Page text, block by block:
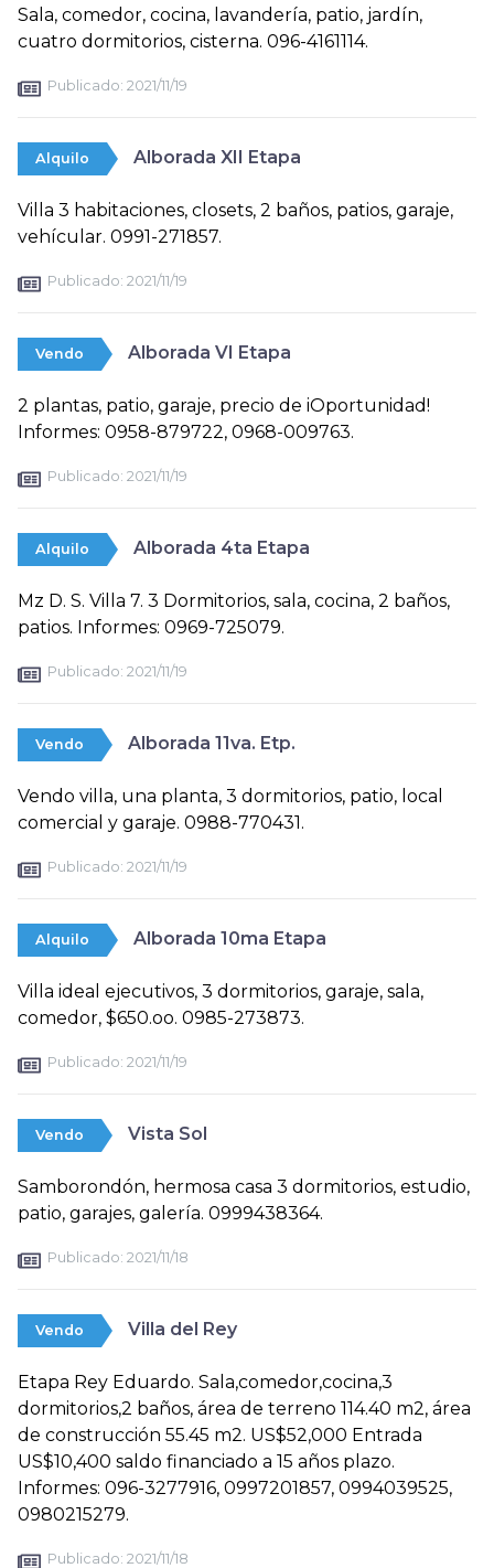
Sala, comedor, cocina, lavandería, patio, jardín,
cuatro dormitorios, cisterna. 096-4161114.
Publicado: 2021/11/19
Alquilo Alborada XII Etapa
Villa 3 habitaciones, closets, 2 baños, patios, garaje,
vehícular. 0991-271857.
Publicado: 2021/11/19
Vendo Alborada VI Etapa
2 plantas, patio, garaje, precio de iOportunidad!
Informes: 0958-879722, 0968-009763.
Publicado: 2021/11/19
Alquilo Alborada 4ta Etapa
Mz D. S. Villa 7. 3 Dormitorios, sala, cocina, 2 baños,
patios. Informes: 0969-725079.
Publicado: 2021/11/19
Vendo Alborada 11va. Etp.
Vendo villa, una planta, 3 dormitorios, patio, local
comercial y garaje. 0988-770431.
Publicado: 2021/11/19
Alquilo Alborada 10ma Etapa
Villa ideal ejecutivos, 3 dormitorios, garaje, sala,
comedor, $650.oo. 0985-273873.
Publicado: 2021/11/19
Vendo Vista Sol
Samborondón, hermosa casa 3 dormitorios, estudio,
patio, garajes, galería. 0999438364.
Publicado: 2021/11/18
Vendo Villa del Rey
Etapa Rey Eduardo. Sala,comedor,cocina,3
dormitorios,2 baños, área de terreno 114.40 m2, área
de construcción 55.45 m2. US$52,000 Entrada
US$10,400 saldo financiado a 15 años plazo.
Informes: 096-3277916, 0997201857, 0994039525,
0980215279.
Publicado: 2021/11/18